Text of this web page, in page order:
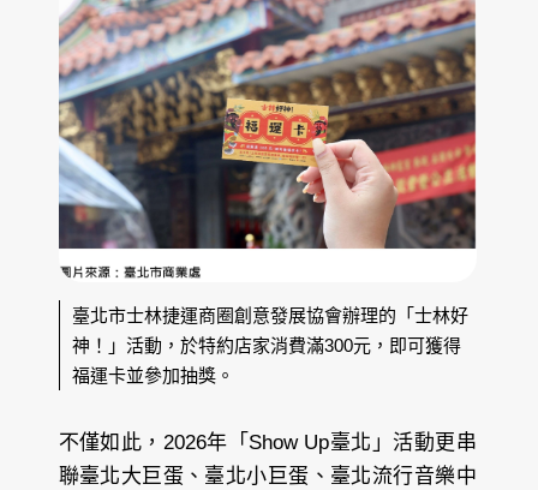
臺北市士林捷運商圈創意發展協會辦理的「士林好
神！」活動，於特約店家消費滿300元，即可獲得
福運卡並參加抽獎。
不僅如此，2026年「Show Up臺北」活動更串
聯臺北大巨蛋、臺北小巨蛋、臺北流行音樂中